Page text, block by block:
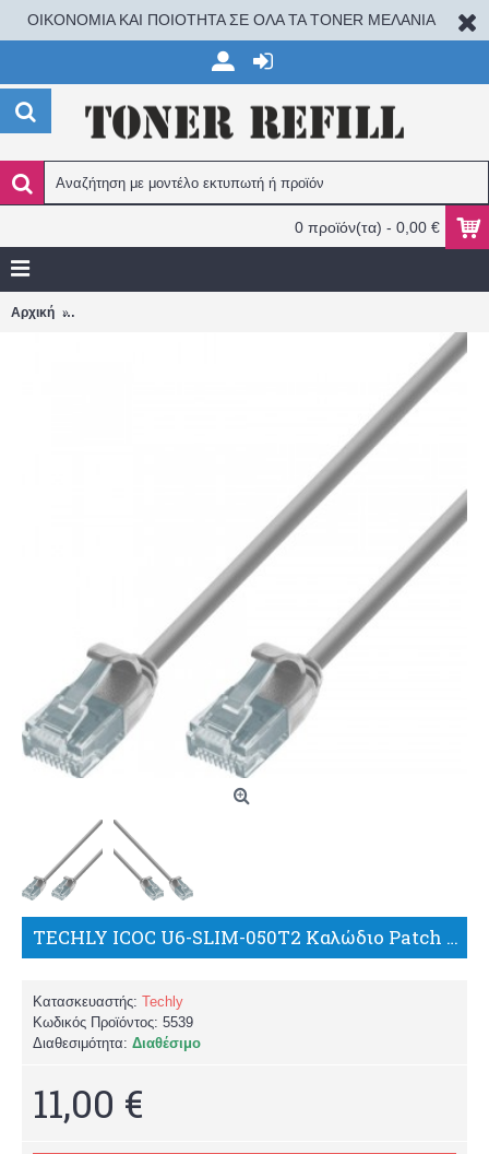
ΟΙΚΟΝΟΜΙΑ ΚΑΙ ΠΟΙΟΤΗΤΑ ΣΕ ΟΛΑ ΤΑ TONER ΜΕΛΑΝΙΑ
0 προϊόν(τα) - 0,00 €
Αρχική
TECHLY ICOC U6-SLIM-050T2 Καλώδιο Patch δικτύου Cat.6 UTP Slim 5m Γκρι
Κατασκευαστής: Techly
Κωδικός Προϊόντος: 5539
Διαθεσιμότητα: Διαθέσιμο
11,00 €